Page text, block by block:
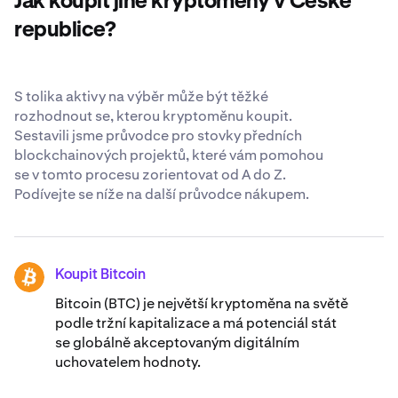
svěřujete svá XRP. Zjistěte více o našich celosvětově
uznávaných standardech zabezpečení
republice?
S tolika aktivy na výběr může být těžké
rozhodnout se, kterou kryptoměnu koupit.
Sestavili jsme průvodce pro stovky předních
blockchainových projektů, které vám pomohou
se v tomto procesu zorientovat od A do Z.
Podívejte se níže na další průvodce nákupem.
BTC Koupit Bitcoin
Bitcoin (BTC) je největší kryptoměna na světě
podle tržní kapitalizace a má potenciál stát
se globálně akceptovaným digitálním
uchovatelem hodnoty.